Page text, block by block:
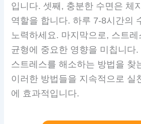
입니다. 셋째, 충분한 수면은 체
역할을 합니다. 하루 7-8시간의
노력하세요. 마지막으로, 스트
균형에 중요한 영향을 미칩니다
스트레스를 해소하는 방법을 찾
이러한 방법들을 지속적으로 실
에 효과적입니다.